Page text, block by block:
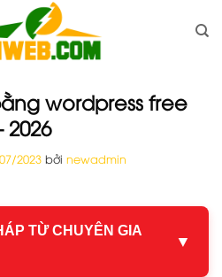
wordpress free
2026
2023 bởi newadmin
TỪ CHUYÊN GIA
▼